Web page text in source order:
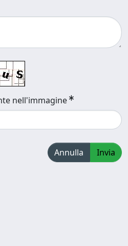
nell'immagine
Annulla Invia